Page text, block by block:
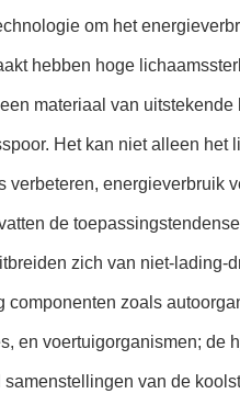
om het
hebben hoge
materiaal van
Het kan niet alleen
energieverbruik
de
zich van niet-
componenten zoals
en voertuigorganismen; de
van de